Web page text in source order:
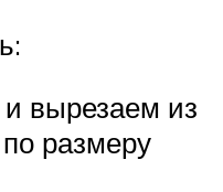
вырезаем из
размеру